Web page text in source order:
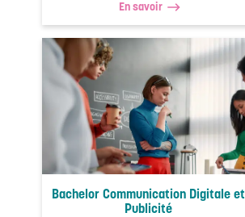
En savoir
Bachelor Communication Digitale et
Publicité